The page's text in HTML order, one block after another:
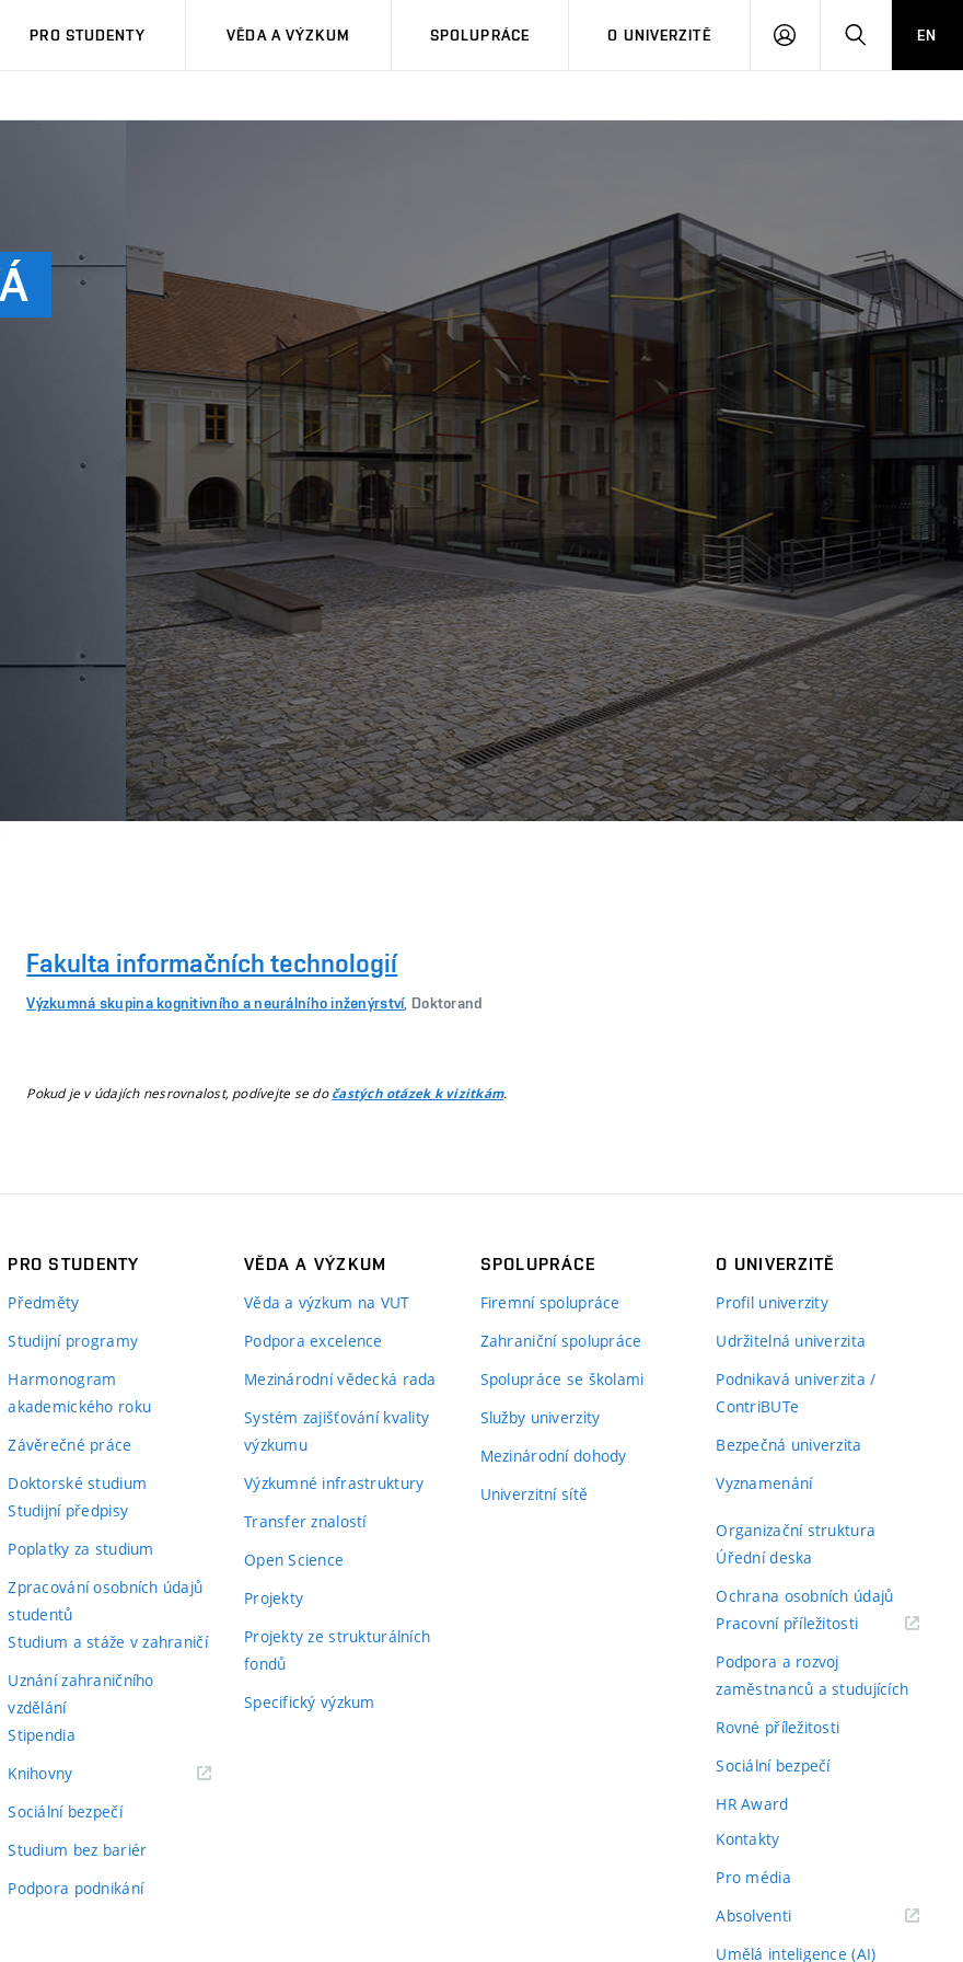
PRO STUDENTY VĚDA A VÝZKUM SPOLUPRÁCE O UNIVERZITĚ
PŘIHLÁSIT HLEDATEN
Fakulta informačních technologií
Výzkumná skupina kognitivního a neurálního inženýrství, Doktorand
Pokud je v údajích nesrovnalost, podívejte se dočastých otázek k vizitkám.
PRO STUDENTY
Předměty
Studijní programy
Harmonogram
akademického roku
Závěrečné práce
Doktorské studium
Studijní předpisy
Poplatky za studium
Zpracování osobních údajů
studentů
Studium a stáže v zahraničí
Uznání zahraničního
vzdělání
Stipendia
Knihovny(externí
Sociální bezpečí
Studium bez bariér
Podpora podnikání
VĚDA A VÝZKUM
Věda a výzkum na VUT
Podpora excelence
Mezinárodní vědecká rada
Systém zajišťování kvality
výzkumu
Výzkumné infrastruktury
Transfer znalostí
Open Science
Projekty
Projekty ze strukturálních
fondů
Specifický výzkum
SPOLUPRÁCE
Firemní spolupráce
Zahraniční spolupráce
Spolupráce se školami
Služby univerzity
Mezinárodní dohody
Univerzitní sítě
O UNIVERZITĚ
Profil univerzity
Udržitelná univerzita
Podnikavá univerzita /
ContriBUTe
Bezpečná univerzita
Vyznamenání
Organizační struktura
Úřední deska
Ochrana osobních údajů
Pracovní příležitosti(externí
Podpora a rozvoj
zaměstnanců a studujících
Rovné příležitosti
Sociální bezpečí
HR Award
Kontakty
Pro média
Absolventi(externí
Umělá inteligence (AI)